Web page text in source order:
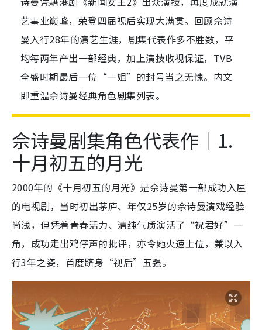
艺事业巅峰，荣登四届视后实现大满贯。回顾佘诗
曼入行28年的演艺生涯，剧集代表作多不胜数，平
均每两年产出一部经典，加上演技收视保证，TVB
全盛时期最后一位“一姐”的封号当之无愧。内文
即重温佘诗曼经典角色剧集列表。
佘诗曼剧集角色代表作｜1.
十月初五的月光
2000年的《十月初五的月光》是佘诗曼第一部成功入屋
的电视剧，当时初出茅庐、年仅25岁的佘诗曼演戏经验
尚浅，但凭着青春活力、清纯气质演活了“祝君好”一
角，成功走出鸡仔声的批评，亦令她火速上位，兼以入
行3年之姿，首度跻身“视后”五强。